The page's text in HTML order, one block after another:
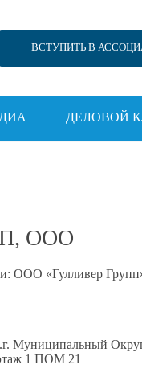
ВСТУПИТЬ В
ДЕЛОВОЙ
ООО
ООО «Гулливер
Муниципальный
1 ПОМ 21